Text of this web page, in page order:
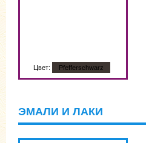
Цвет: Pfefferschwarz
ЭМАЛИ И ЛАКИ